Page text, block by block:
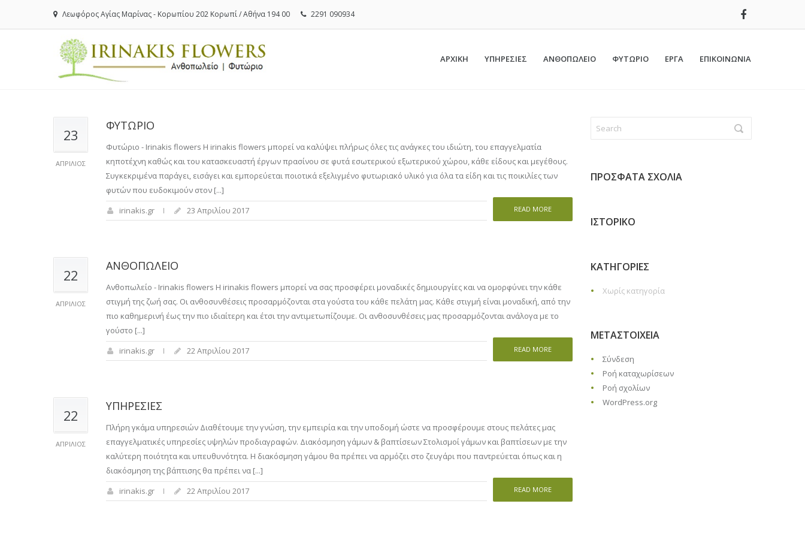
Λεωφόρος Αγίας Μαρίνας - Κορωπίου 202 Κορωπί / Αθήνα 194 00 2291 090934
ΑΡΧΙΚΗ ΥΠΗΡΕΣΙΕΣ ΑΝΘΟΠΩΛΕΙΟ ΦΥΤΩΡΙΟ ΕΡΓΑ ΕΠΙΚΟΙΝΩΝΙΑ
23
ΑΠΡΊΛΙΟΣ
ΦΥΤΩΡΙΟ
Φυτώριο - Irinakis flowers Η irinakis flowers μπορεί να καλύψει πλήρως όλες τις ανάγκες του ιδιώτη, του επαγγελματία
κηποτέχνη καθώς και του κατασκευαστή έργων πρασίνου σε φυτά εσωτερικού εξωτερικού χώρου, κάθε είδους και μεγέθους.
Συγκεκριμένα παράγει, εισάγει και εμπορεύεται ποιοτικά εξελιγμένο φυτωριακό υλικό για όλα τα είδη και τις ποικιλίες των
φυτών που ευδοκιμούν στον [...]
READ MORE
irinakis.gr 23 Απριλίου 2017
22
ΑΠΡΊΛΙΟΣ
ΑΝΘΟΠΩΛΕΙΟ
Ανθοπωλείο - Irinakis flowers Η irinakis flowers μπορεί να σας προσφέρει μοναδικές δημιουργίες και να ομορφύνει την κάθε
στιγμή της ζωή σας. Οι ανθοσυνθέσεις προσαρμόζονται στα γούστα του κάθε πελάτη μας. Κάθε στιγμή είναι μοναδική, από την
πιο καθημερινή έως την πιο ιδιαίτερη και έτσι την αντιμετωπίζουμε. Οι ανθοσυνθέσεις μας προσαρμόζονται ανάλογα με το
γούστο [...]
READ MORE
irinakis.gr 22 Απριλίου 2017
22
ΑΠΡΊΛΙΟΣ
ΥΠΗΡΕΣΙΕΣ
Πλήρη γκάμα υπηρεσιών Διαθέτουμε την γνώση, την εμπειρία και την υποδομή ώστε να προσφέρουμε στους πελάτες μας
επαγγελματικές υπηρεσίες υψηλών προδιαγραφών. Διακόσμηση γάμων & βαπτίσεων Στολισμοί γάμων και βαπτίσεων με την
καλύτερη ποιότητα και υπευθυνότητα. Η διακόσμηση γάμου θα πρέπει να αρμόζει στο ζευγάρι που παντρεύεται όπως και η
διακόσμηση της βάπτισης θα πρέπει να [...]
READ MORE
irinakis.gr 22 Απριλίου 2017
ΠΡΌΣΦΑΤΑ ΣΧΌΛΙΑ
ΙΣΤΟΡΙΚΌ
KΑΤΗΓΟΡΊΕΣ
Χωρίς κατηγορία
ΜΕΤΑΣΤΟΙΧΕΊΑ
Σύνδεση
Ροή καταχωρίσεων
Ροή σχολίων
WordPress.org